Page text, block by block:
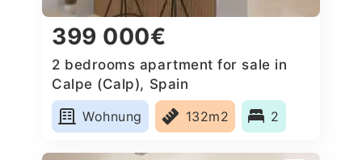
399 000€
2 bedrooms apartment for sale in
Calpe (Calp), Spain
Wohnung
132m2 2